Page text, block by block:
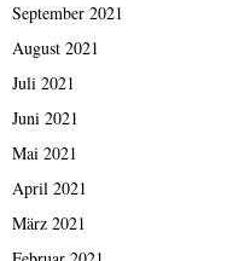
September 2021
August 2021
Juli 2021
Juni 2021
Mai 2021
April 2021
März 2021